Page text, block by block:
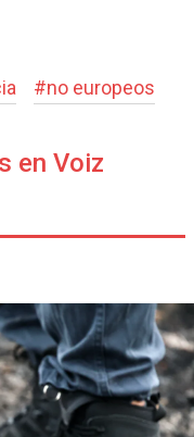
#no europeos
en Voiz